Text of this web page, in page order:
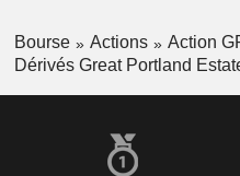
Bourse Actions
Action
Dérivés Great Portland